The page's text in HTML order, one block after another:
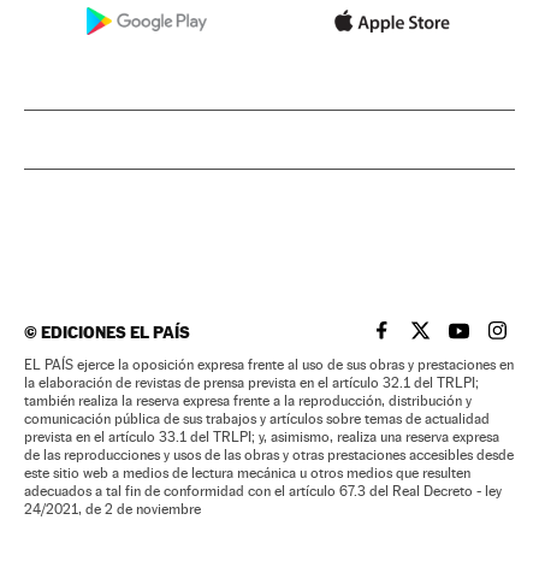
©EDICIONES EL PAÍS EL PAÍS BRASIL EN
EL PAÍSEL PAÍS
EL
EL PAÍS ejerce la oposición expresa frente al uso de sus obras y prestaciones en
la elaboración de revistas de prensa prevista en el artículo 32.1 del TRLPI;
también realiza la reserva expresa frente a la reproducción, distribución y
comunicación pública de sus trabajos y artículos sobre temas de actualidad
prevista en el artículo 33.1 del TRLPI; y, asimismo, realiza una reserva expresa
de las reproducciones y usos de las obras y otras prestaciones accesibles desde
este sitio web a medios de lectura mecánica u otros medios que resulten
adecuados a tal fin de conformidad con el artículo 67.3 del Real Decreto - ley
24/2021, de 2 de noviembre